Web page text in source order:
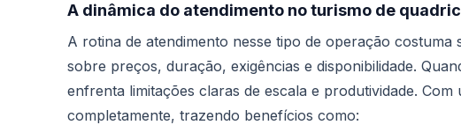
A dinâmica do atendimento no turismo de
A rotina de atendimento nesse tipo de operação
sobre preços, duração, exigências e disponibilidade.
enfrenta limitações claras de escala e produtividade. Com
completamente, trazendo benefícios como: